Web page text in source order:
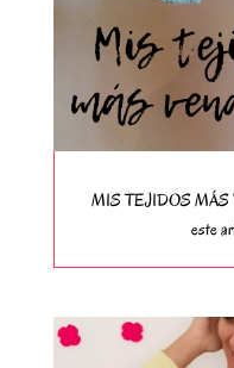
MIS TEJIDOS MÁS
este